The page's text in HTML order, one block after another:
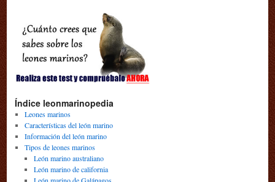
Índice leonmarinopedia
Leones marinos
Características del león marino
Información del león marino
Tipos de leones marinos
León marino australiano
León marino de california